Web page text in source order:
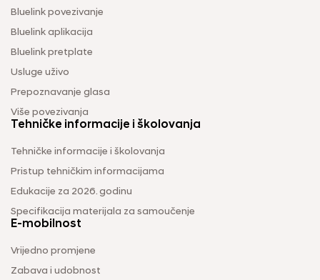
Bluelink povezivanje
Bluelink aplikacija
Bluelink pretplate
Usluge uživo
Prepoznavanje glasa
Više povezivanja
Tehničke informacije i školovanja
Tehničke informacije i školovanja
Pristup tehničkim informacijama
Edukacije za 2026. godinu
Specifikacija materijala za samoučenje
E-mobilnost
Vrijedno promjene
Zabava i udobnost